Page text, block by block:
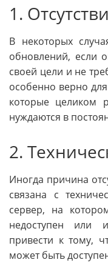
1.
В некоторых
обновлений, если
своей цели и не
особенно верно
которые целиком
нуждаются в
2.
Иногда причина
связана с
сервер, на
недоступен или
привести к тому,
может быть